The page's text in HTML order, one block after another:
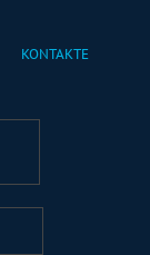
KONTAKTE